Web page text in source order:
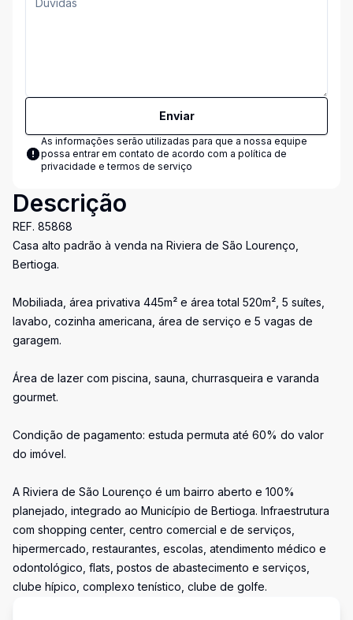
Enviar
As informações serão utilizadas para que a nossa equipe
possa entrar em contato de acordo com a política de
privacidade e termos de serviço
Descrição
REF. 85868
Casa alto padrão à venda na Riviera de São Lourenço,
Bertioga.
Mobiliada, área privativa 445m² e área total 520m², 5 suítes,
lavabo, cozinha americana, área de serviço e 5 vagas de
garagem.
Área de lazer com piscina, sauna, churrasqueira e varanda
gourmet.
Condição de pagamento: estuda permuta até 60% do valor
do imóvel.
A Riviera de São Lourenço é um bairro aberto e 100%
planejado, integrado ao Município de Bertioga. Infraestrutura
com shopping center, centro comercial e de serviços,
hipermercado, restaurantes, escolas, atendimento médico e
odontológico, flats, postos de abastecimento e serviços,
clube hípico, complexo tenístico, clube de golfe.